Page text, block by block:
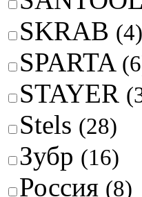
SKRAB (4)
SPARTA
STAYER
Stels (28)
Зубр (16)
Россия (8)